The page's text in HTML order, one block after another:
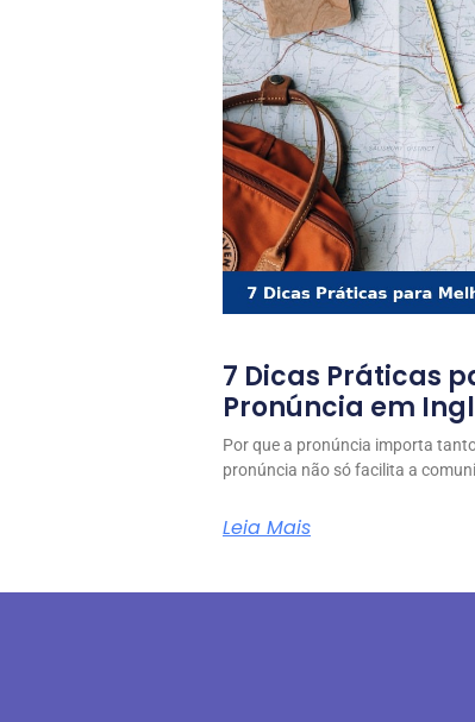
7 Dicas Práticas
Pronúncia em
Por que a pronúncia importa
pronúncia não só facilita a
Leia Mais